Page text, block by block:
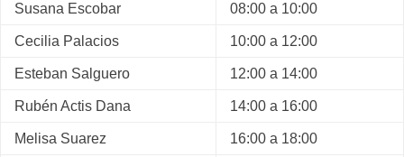
Susana Escobar 08:00 a 10:00
Cecilia Palacios 10:00 a 12:00
Esteban Salguero 12:00 a 14:00
Rubén Actis Dana 14:00 a 16:00
Melisa Suarez 16:00 a 18:00